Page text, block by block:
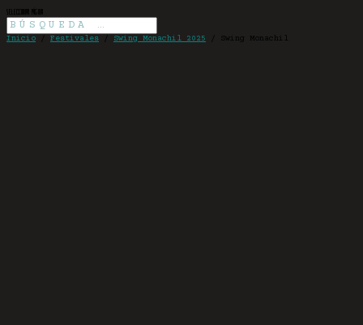
Seleccionar página
Inicio Festivales Swing Monachil 2025 / Swing Monachil